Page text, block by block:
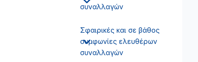
συναλλαγών
Σφαιρικές και σε βάθος
συμφωνίες ελευθέρων
συναλλαγών